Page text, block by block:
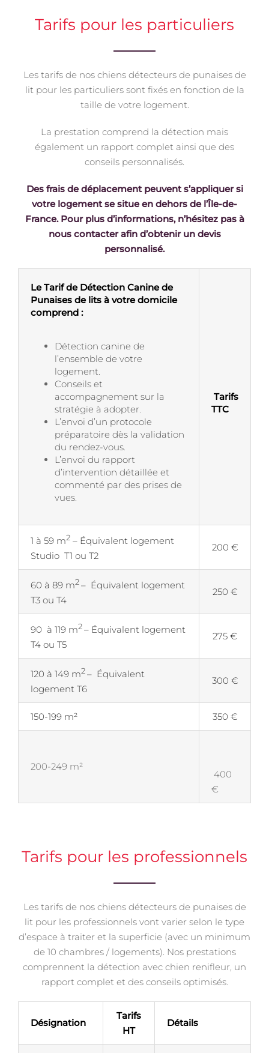
Tarifs pour les particuliers
Les tarifs de nos chiens détecteurs de punaises de
lit pour les particuliers sont fixés en fonction de la
taille de votre logement.
La prestation comprend la détection mais
également un rapport complet ainsi que des
conseils personnalisés.
Des frais de déplacement peuvent s’appliquer si
votre logement se situe en dehors de l’Île-de-
France. Pour plus d’informations, n’hésitez pas à
nous contacter afin d’obtenir un devis
personnalisé.
Le Tarif de Détection Canine de
Punaises de lits à votre domicile
comprend :
Détection canine de
l’ensemble de votre
logement.
Conseils et
accompagnement sur la
stratégie à adopter.
L’envoi d’un protocole
préparatoire dès la validation
du rendez-vous.
L’envoi du rapport
d’intervention détaillée et
commenté par des prises de
vues.
Tarifs
TTC
1 à 59 m2 – Équivalent logement
Studio T1 ou T2
200 €
60 à 89 m2 – Équivalent logement
T3 ou T4
250 €
90 à 119 m2 – Équivalent logement
T4 ou T5
275 €
120 à 149 m2 – Équivalent
logement T6
300 €
150-199 m² 350 €
200-249 m²
400
€
Tarifs pour les professionnels
Les tarifs de nos chiens détecteurs de punaises de
lit pour les professionnels vont varier selon le type
d’espace à traiter et la superficie (avec un minimum
de 10 chambres / logements). Nos prestations
comprennent la détection avec chien renifleur, un
rapport complet et des conseils optimisés.
Désignation
Tarifs
HT
Détails